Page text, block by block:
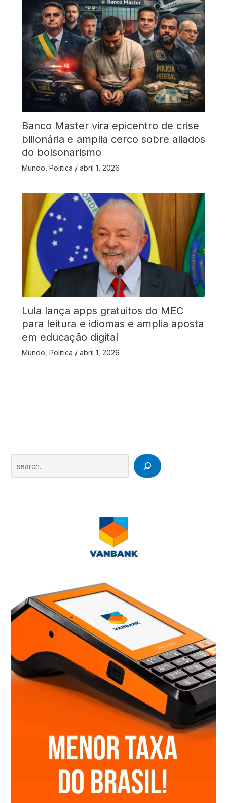
Banco Master vira epicentro de crise
bilionária e amplia cerco sobre aliados
do bolsonarismo
Mundo Politica / abril 1, 2026
Lula lança apps gratuitos do MEC
para leitura e idiomas e amplia aposta
em educação digital
Mundo Politica / abril 1, 2026